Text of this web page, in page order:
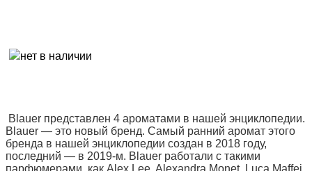
Blauer представлен 4 ароматами в нашей энциклопедии.
Blauer — это новый бренд. Самый ранний аромат этого
бренда в нашей энциклопедии создан в 2018 году,
последний — в 2019-м. Blauer работали с такими
парфюмерами, как Alex Lee, Alexandra Monet, Luca Maffei